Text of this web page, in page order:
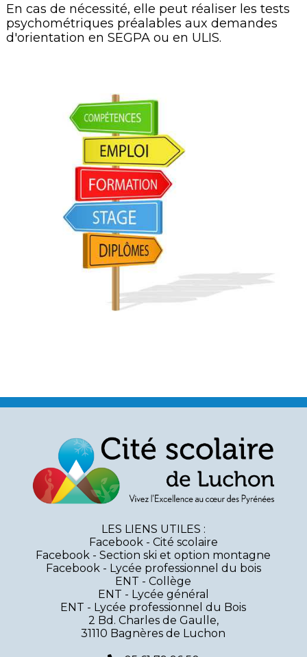
En cas de nécessité, elle peut réaliser les tests
psychométriques préalables aux demandes
d'orientation en SEGPA ou en ULIS.
LES LIENS UTILES :
Facebook - Cité scolaire
Facebook - Section ski et option montagne
Facebook - Lycée professionnel du bois
ENT - Collège
ENT - Lycée général
ENT - Lycée professionnel du Bois
2 Bd. Charles de Gaulle,
31110 Bagnères de Luchon